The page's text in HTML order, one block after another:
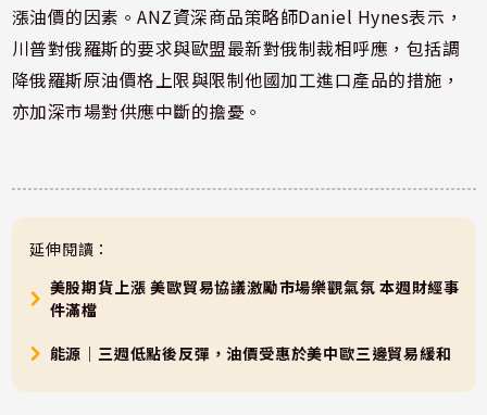
漲油價的因素。ANZ資深商品策略師Daniel Hynes表示，
川普對俄羅斯的要求與歐盟最新對俄制裁相呼應，包括調
降俄羅斯原油價格上限與限制他國加工進口產品的措施，
亦加深市場對供應中斷的擔憂。
延伸閱讀：
美股期貨上漲 美歐貿易協議激勵市場樂觀氣氛 本週財經事
件滿檔
能源｜三週低點後反彈，油價受惠於美中歐三邊貿易緩和